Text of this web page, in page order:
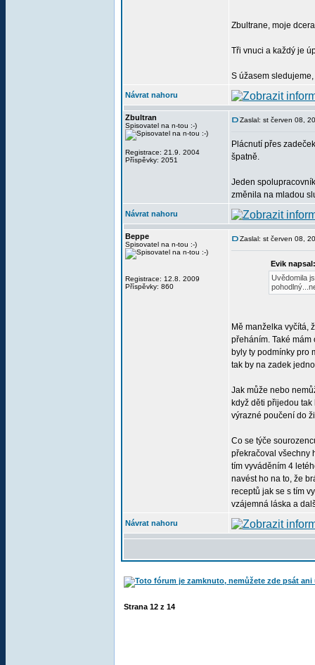
Zbultrane, moje
Tři vnuci a každý je
S úžasem
Návrat nahoru
Zbultran
Spisovatel na n-tou :-)
Registrace: 21.9. 2004
Příspěvky: 2051
Zaslal: st červen 08,
Plácnutí přes
špatně.
Jeden
změnila na mladou
Návrat nahoru
Beppe
Spisovatel na n-tou :-)
Registrace: 12.8. 2009
Příspěvky: 860
Zaslal: st červen 08,
Evik napsal:
Uvědomila
Mě manželka vyčítá,
přeháním. Také
byly ty podmínky pro
tak by na zadek
Jak může nebo
když děti přijedou
výrazné poučení do
Co se týče
překračoval všechny
tím vyváděním 4
navést ho na to, že
receptů jak se s tím
vzájemná láska a
Návrat nahoru
Strana 12 z 14